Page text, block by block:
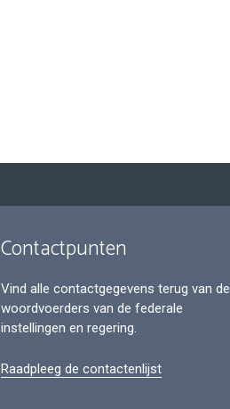
Contactpunten
Vind alle contactgegevens terug van de
woordvoerders van de federale
instellingen en regering.
Raadpleeg de contactenlijst